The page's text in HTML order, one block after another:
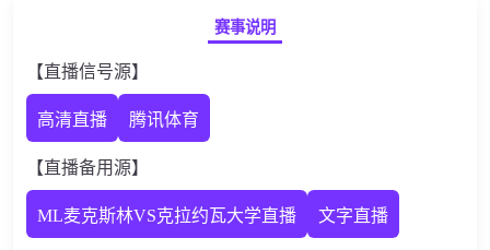
赛事说明
【直播信号源】
高清直播 腾讯体育
【直播备用源】
ML麦克斯林VS克拉约瓦大学直播 文字直播